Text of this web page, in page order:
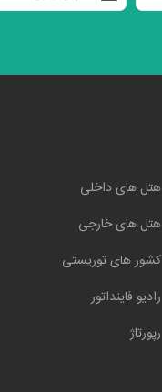
هتل های داخلی
هتل های خارجی
کشور های توریستی
رادیو فاینداتور
رپورتاژ